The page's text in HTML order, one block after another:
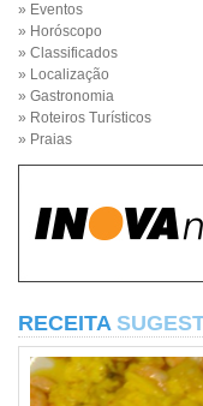
» Eventos
» Horóscopo
» Classificados
» Localização
» Gastronomia
» Roteiros Turísticos
» Praias
RECEITA